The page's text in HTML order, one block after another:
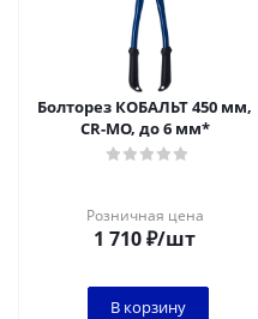
Болторез КОБАЛЬТ 450 мм,
CR-MO, до 6 мм*
Розничная цена
1 710₽/шт
В корзину